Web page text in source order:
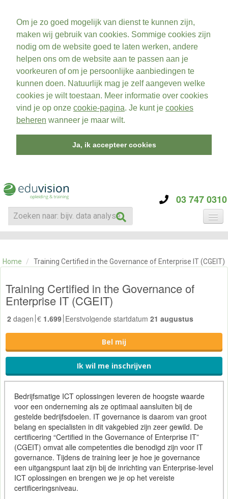
Om je zo goed mogelijk van dienst te kunnen zijn,
maken wij gebruik van cookies. Sommige cookies zijn
nodig om de website goed te laten werken, andere
helpen ons om de website aan te passen aan je
voorkeuren of om je persoonlijke aanbiedingen te
kunnen doen. Natuurlijk mag je zelf aangeven welke
cookies je wilt toestaan. Meer informatie over cookies
vind je op onze cookie-pagina. Je kunt je cookies
beheren wanneer je maar wilt.
Ja, ik accepteer cookies
03 747 0310
CATEGORIE
OVER ONS
SKILLS ALCHEMIST
Home / Training Certified in the Governance of Enterprise IT (CGEIT)
Training Certified in the Governance of
Enterprise IT (CGEIT)
2 dagen € 1.699 Eerstvolgende startdatum 21 augustus
Bel mij
Ik wil me inschrijven
Bedrijfsmatige ICT oplossingen leveren de hoogste waarde
voor een onderneming als ze optimaal aansluiten bij de
gestelde bedrijfsdoelen. IT governance is daarom van groot
belang en specialisten in dit vakgebied zijn zeer gewild. De
certificering “Certified in the Governance of Enterprise IT”
(CGEIT) omvat alle competenties die benodigd zijn voor IT
governance. Tijdens de training leer je hoe je governance
een uitgangspunt laat zijn bij de inrichting van Enterprise-level
ICT oplossingen en brengen we je op het vereiste
certificeringsniveau.